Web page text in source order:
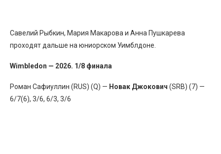
Савелий Рыбкин, Мария Макарова и Анна Пушкарева
проходят дальше на юниорском Уимблдоне.
Wimbledon — 2026. 1/8 финала
Роман Сафиуллин (RUS) (Q) — Новак Джокович (SRB) (7) —
6/7(6), 3/6, 6/3, 3/6